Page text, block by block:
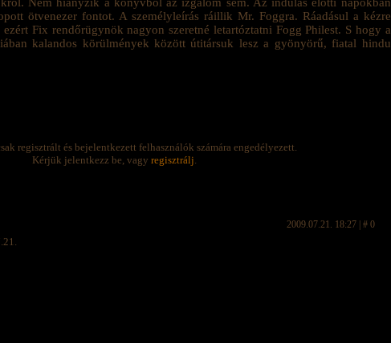
ötvenezer fontot. A személyleírás ráillik Mr. Foggra. Ráadásul a kézre
Fix rendőrügynök nagyon szeretné letartóztatni Fogg Philest. S hogy a
kalandos körülmények között útitársuk lesz a gyönyörű, fiatal hindu
regisztrált és bejelentkezett felhasználók számára engedélyezett.
Kérjük jelentkezz be, vagy regisztrálj.
2009.07.21. 18:27 | # 0